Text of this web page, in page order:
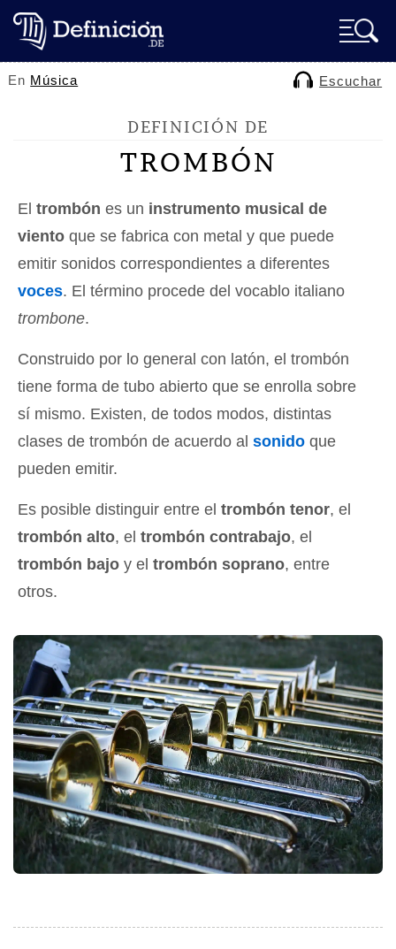
En Música Escuchar
DEFINICIÓN DE
TROMBÓN
El trombón es un instrumento musical de
viento que se fabrica con metal y que puede
emitir sonidos correspondientes a diferentes
voces. El término procede del vocablo italiano
trombone.
Construido por lo general con latón, el trombón
tiene forma de tubo abierto que se enrolla sobre
sí mismo. Existen, de todos modos, distintas
clases de trombón de acuerdo al sonido que
pueden emitir.
Es posible distinguir entre el trombón tenor, el
trombón alto, el trombón contrabajo, el
trombón bajo y el trombón soprano, entre
otros.